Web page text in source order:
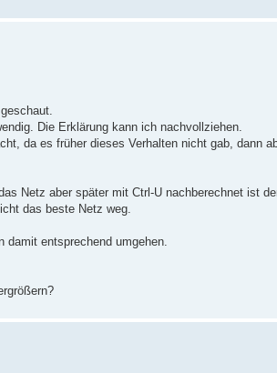
Die Erklärung kann ich nachvollziehen.
da es früher dieses Verhalten nicht gab, dann
Netz aber später mit Ctrl-U nachberechnet ist
das beste Netz weg.
entsprechend umgehen.